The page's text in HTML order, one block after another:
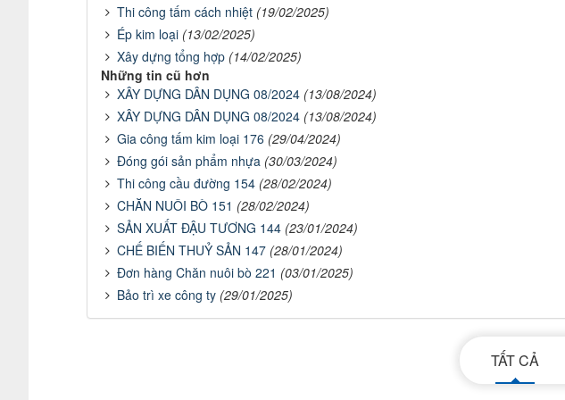
Thi công tấm cách nhiệt (19/02/2025)
Ép kim loại (13/02/2025)
Xây dựng tổng hợp (14/02/2025)
Những tin cũ hơn
XÂY DỰNG DÂN DỤNG 08/2024 (13/08/2024)
XÂY DỰNG DÂN DỤNG 08/2024 (13/08/2024)
Gia công tấm kim loại 176 (29/04/2024)
Đóng gói sản phẩm nhựa (30/03/2024)
Thi công cầu đường 154 (28/02/2024)
CHĂN NUÔI BÒ 151 (28/02/2024)
SẢN XUẤT ĐẬU TƯƠNG 144 (23/01/2024)
CHẾ BIẾN THUỶ SẢN 147 (28/01/2024)
Đơn hàng Chăn nuôi bò 221 (03/01/2025)
Bảo trì xe công ty (29/01/2025)
TẤT CẢ